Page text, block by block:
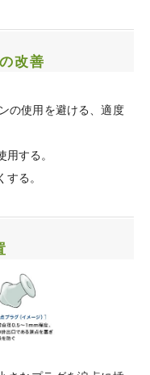
改善
の使用を避ける、適度
する。
る。